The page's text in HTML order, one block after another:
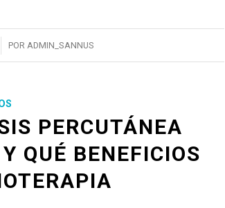
POR ADMIN_SANNUS
PERCUTÁNEA
QUÉ BENEFICIOS